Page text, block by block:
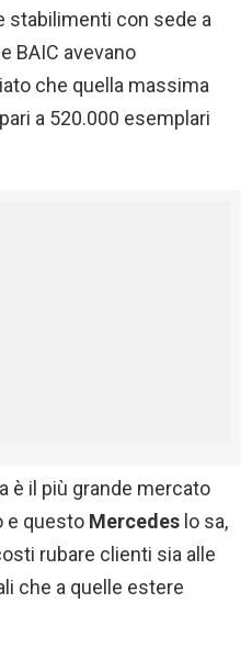
stabilimenti con sede a
BAIC avevano
che quella massima
a 520.000 esemplari
è il più grande mercato
e questo Mercedes lo sa,
rubare clienti sia alle
che a quelle estere